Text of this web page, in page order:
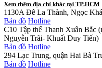
Xem thêm địa chỉ khác tại TP.HCM
1130A Đê La Thành, Ngọc
Bản đồ Hotline
C10 Tập thể Thanh Xuân Bắc
Nguyễn Trãi- Khuất Duy Tiến)
Bản đồ Hotline
294 Lạc Trung, quận Hai Bà
Bản đồ Hotline